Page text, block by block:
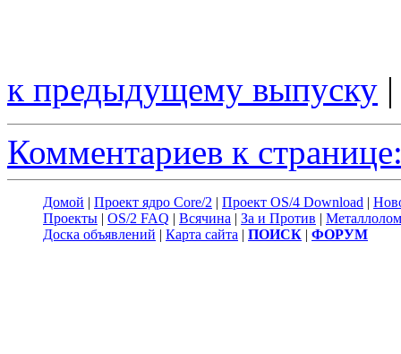
к предыдущему выпуску
Комментариев к
Домой | Проект ядро Core/2 | Проект OS/4 Download |
Проекты | OS/2 FAQ | Всячина | За и Против | Металлолом
Доска объявлений | Карта сайта | ПОИСК | ФОРУМ